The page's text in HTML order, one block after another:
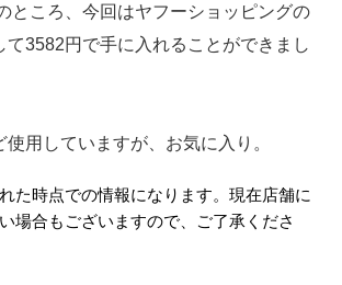
ところ、今回はヤフーショッピングの
て3582円で手に入れることができまし
用していますが、お気に入り。
た時点での情報になります。現在店舗に
場合もございますので、ご了承くださ